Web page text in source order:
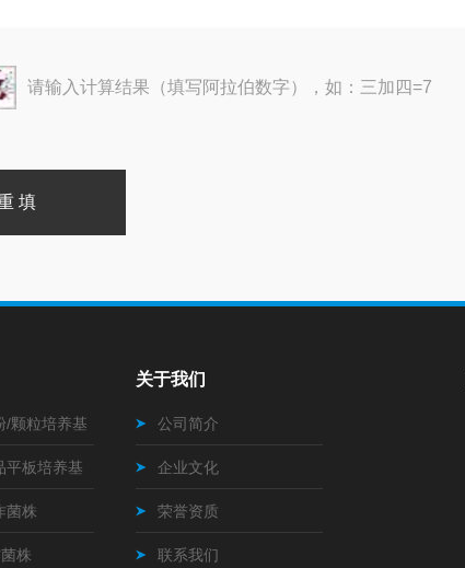
请输入计算结果（填写阿拉伯数字），如：三加四=7
/颗粒培养基
平板培养基
菌株
株
关于我们
公司简介
企业文化
荣誉资质
联系我们